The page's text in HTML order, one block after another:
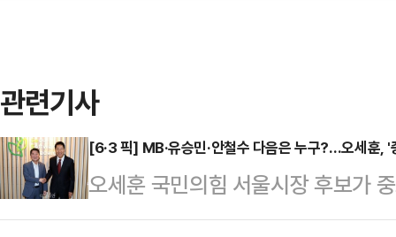
관련기사
[6·3 픽] MB·유승민·안철수 다음은 누구?…오세훈, '
오세훈 국민의힘 서울시장 후보가
이유에 대해 관심이 쏠리고 있다.